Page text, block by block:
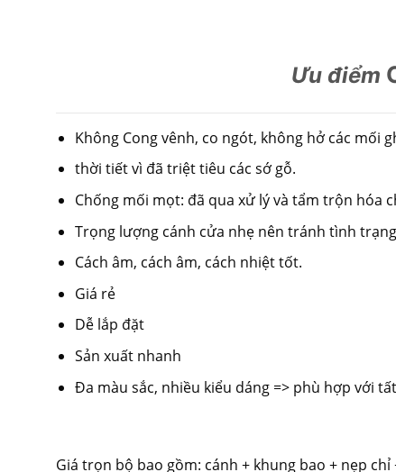
Ưu điểm
Không Cong vênh, co ngót, không hở các mối
thời tiết vì đã triệt tiêu các sớ gỗ.
Chống mối mọt: đã qua xử lý và tẩm trộn hóa
Trọng lượng cánh cửa nhẹ nên tránh tình
Cách âm, cách âm, cách nhiệt tốt.
Giá rẻ
Dễ lắp đặt
Sản xuất nhanh
Đa màu sắc, nhiều kiểu dáng => phù hợp với
Giá trọn bộ bao gồm: cánh + khung bao + nẹp